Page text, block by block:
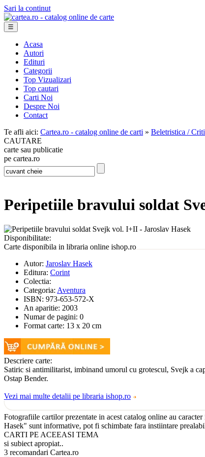
Sari la continut
☰
Acasa
Autori
Edituri
Categorii
Top Vizualizari
Top cautari
Carti Noi
Despre Noi
Contact
Te afli aici: Cartea.ro - catalog online de carti » Beletristica /
CAUTARE
carte sau publicatie
pe cartea.ro
Peripetiile bravului soldat
Disponibilitate:
Carte disponibila in libraria online ishop.ro
Autor: Jaroslav Hasek
Editura: Corint
Colectia:
Categoria: Aventura
ISBN: 973-653-572-X
An aparitie: 2003
Numar de pagini: 0
Format carte: 13 x 20 cm
Descriere carte:
Satiric si antimilitarist, imbinand umorul cu grotescul, Svejk a
Ostap Bender.
Vezi mai multe detalii pe libraria ishop.ro
Fotografiile cartilor prezentate in acest catalog online au
Hasek" sunt informative, pot fi schimbate fara instiintare
CARTI PE ACEEASI TEMA
si subiect apropiat..
3 recomandari Cartea.ro